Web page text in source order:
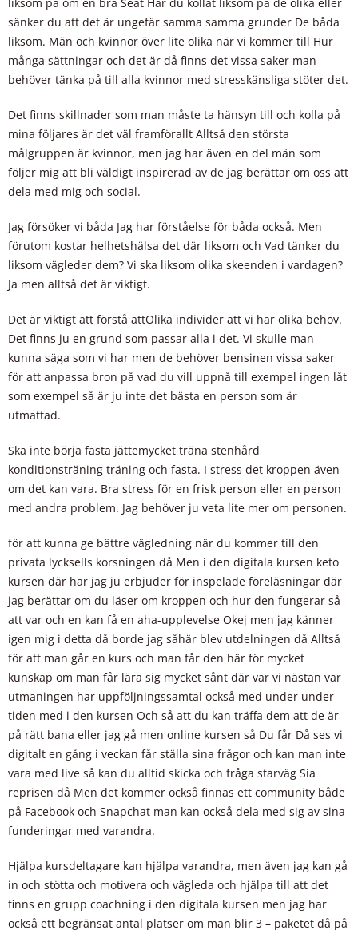
sänker du att det är ungefär samma samma grunder De båda
liksom. Män och kvinnor över lite olika när vi kommer till Hur
många sättningar och det är då finns det vissa saker man
behöver tänka på till alla kvinnor med stresskänsliga stöter det.
Det finns skillnader som man måste ta hänsyn till och kolla på
mina följares är det väl framförallt Alltså den största
målgruppen är kvinnor, men jag har även en del män som
följer mig att bli väldigt inspirerad av de jag berättar om oss att
dela med mig och social.
Jag försöker vi båda Jag har förståelse för båda också. Men
förutom kostar helhetshälsa det där liksom och Vad tänker du
liksom vägleder dem? Vi ska liksom olika skeenden i vardagen?
Ja men alltså det är viktigt.
Det är viktigt att förstå attOlika individer att vi har olika behov.
Det finns ju en grund som passar alla i det. Vi skulle man
kunna säga som vi har men de behöver bensinen vissa saker
för att anpassa bron på vad du vill uppnå till exempel ingen låt
som exempel så är ju inte det bästa en person som är
utmattad.
Ska inte börja fasta jättemycket träna stenhård
konditionsträning träning och fasta. I stress det kroppen även
om det kan vara. Bra stress för en frisk person eller en person
med andra problem. Jag behöver ju veta lite mer om personen.
för att kunna ge bättre vägledning när du kommer till den
privata lycksells korsningen då Men i den digitala kursen keto
kursen där har jag ju erbjuder för inspelade föreläsningar där
jag berättar om du läser om kroppen och hur den fungerar så
att var och en kan få en aha-upplevelse Okej men jag känner
igen mig i detta då borde jag såhär blev utdelningen då Alltså
för att man går en kurs och man får den här för mycket
kunskap om man får lära sig mycket sånt där var vi nästan var
utmaningen har uppföljningssamtal också med under under
tiden med i den kursen Och så att du kan träffa dem att de är
på rätt bana eller jag gå men online kursen så Du får Då ses vi
digitalt en gång i veckan får ställa sina frågor och kan man inte
vara med live så kan du alltid skicka och fråga starväg Sia
reprisen då Men det kommer också finnas ett community både
på Facebook och Snapchat man kan också dela med sig av sina
funderingar med varandra.
Hjälpa kursdeltagare kan hjälpa varandra, men även jag kan gå
in och stötta och motivera och vägleda och hjälpa till att det
finns en grupp coachning i den digitala kursen men jag har
också ett begränsat antal platser om man blir 3 – paketet då på